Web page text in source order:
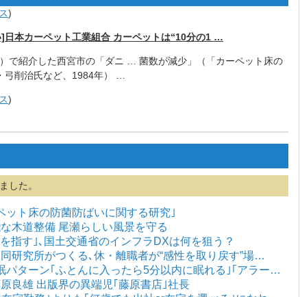
)
本カーペット工業組合 カーペットは“10分の1 …
で紹介した西宮市の「ダニ … 菌数が減少」（「カーペット床の
弓削治氏など、1984年） …
)
した。
ット床の防菌防ばいに関する研究｣
木道整備 尾瀬らしい風景を守る
指す｣､国土交通省のインフラDXは何を狙う？
研究所がつくる､休・離職者が“感性を取り戻す”場…
パターン｢ふとんに入ったら5分以内に眠れる｣｢アラー…
良雄 出版界の異端児｢藤原書店｣社長